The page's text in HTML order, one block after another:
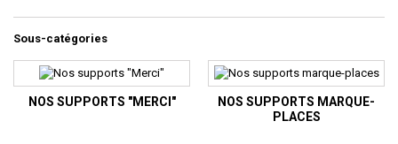
Sous-catégories
NOS SUPPORTS "MERCI"
NOS SUPPORTS MARQUE-
PLACES